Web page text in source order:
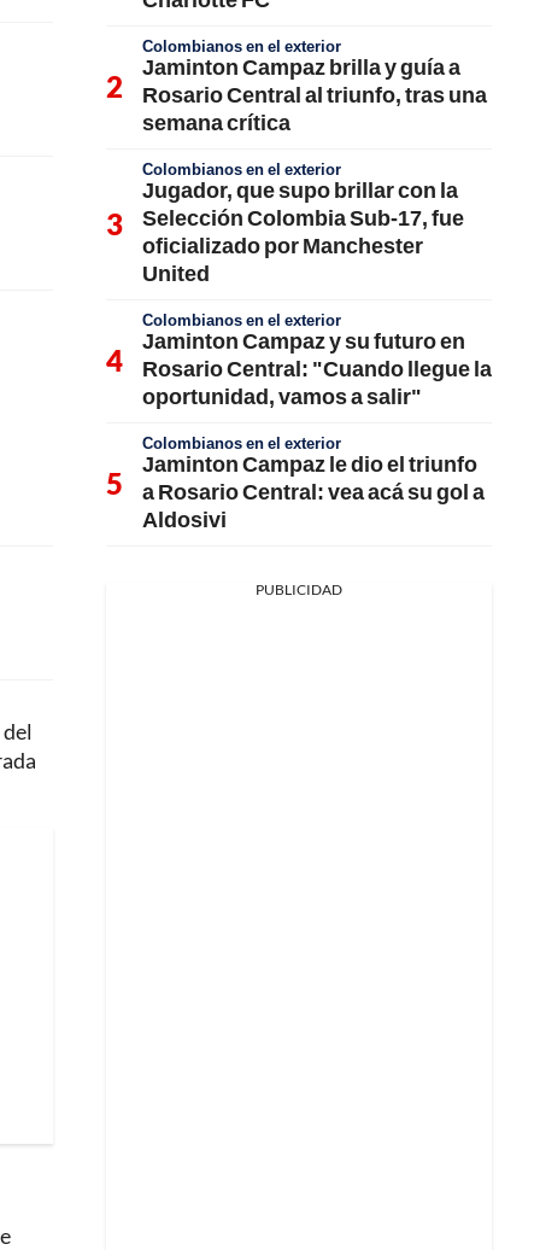
Colombianos en el exterior
Jaminton Campaz brilla y guía a
Rosario Central al triunfo, tras una
semana crítica
Colombianos en el exterior
Jugador, que supo brillar con la
Selección Colombia Sub-17, fue
oficializado por Manchester
United
Colombianos en el exterior
Jaminton Campaz y su futuro en
Rosario Central: "Cuando llegue la
oportunidad, vamos a salir"
Colombianos en el exterior
Jaminton Campaz le dio el triunfo
a Rosario Central: vea acá su gol a
Aldosivi
PUBLICIDAD